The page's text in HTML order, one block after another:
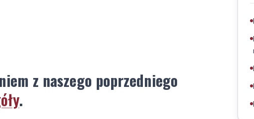
z naszego poprzedniego
.